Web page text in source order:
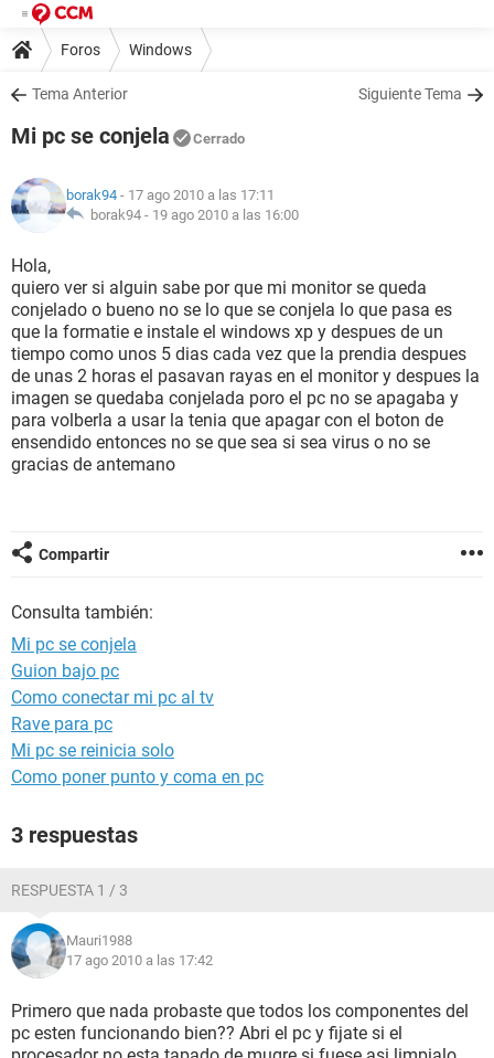
Foros Windows
Tema Anterior Siguiente Tema
Mi pc se conjela Cerrado
borak94 - 17 ago 2010 a las 17:11
borak94 - 19 ago 2010 a las 16:00
Hola,
quiero ver si alguin sabe por que mi monitor se queda
conjelado o bueno no se lo que se conjela lo que pasa es
que la formatie e instale el windows xp y despues de un
tiempo como unos 5 dias cada vez que la prendia despues
de unas 2 horas el pasavan rayas en el monitor y despues la
imagen se quedaba conjelada poro el pc no se apagaba y
para volberla a usar la tenia que apagar con el boton de
ensendido entonces no se que sea si sea virus o no se
gracias de antemano
Compartir
Consulta también:
Mi pc se conjela
Guion bajo pc
Como conectar mi pc al tv
Rave para pc
Mi pc se reinicia solo
Como poner punto y coma en pc
3 respuestas
RESPUESTA 1 / 3
Mauri1988
17 ago 2010 a las 17:42
Primero que nada probaste que todos los componentes del
pc esten funcionando bien?? Abri el pc y fijate si el